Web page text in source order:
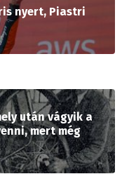
nyert, Piastri
után vágyik a
mert még